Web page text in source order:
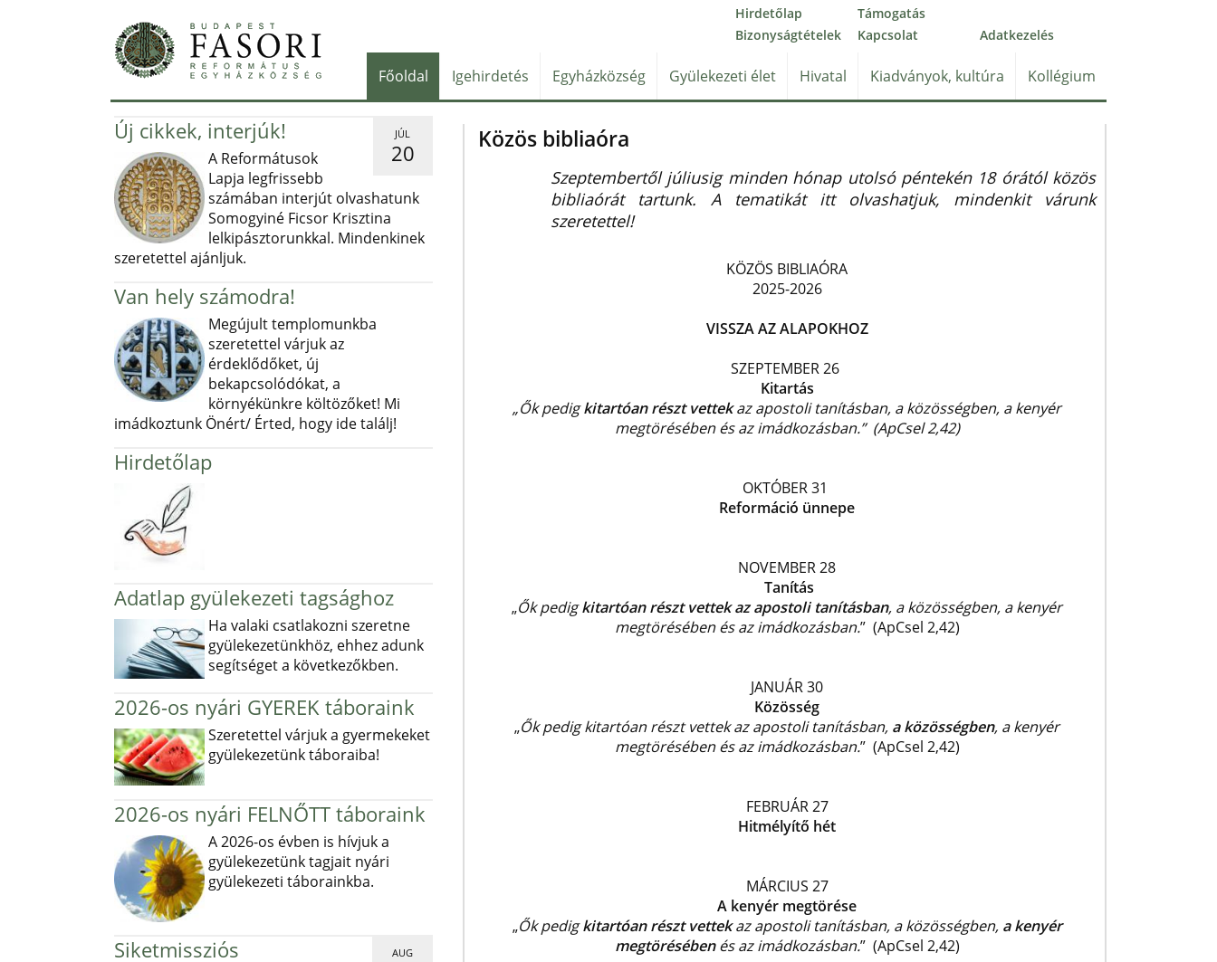
Hirdetőlap
Támogatás
Bizonyságtételek
Kapcsolat Adatkezelés
Főoldal Igehirdetés Egyházközség Gyülekezeti élet Hivatal Kiadványok, kultúra Kollégium
JÚL
20
Új cikkek, interjúk!
A Reformátusok
Lapja legfrissebb
számában interjút olvashatunk
Somogyiné Ficsor Krisztina
lelkipásztorunkkal. Mindenkinek
szeretettel ajánljuk.
Van hely számodra!
Megújult templomunkba
szeretettel várjuk az
érdeklődőket, új
bekapcsolódókat, a
környékünkre költözőket! Mi
imádkoztunk Önért/ Érted, hogy ide találj!
Hirdetőlap
Adatlap gyülekezeti tagsághoz
Ha valaki csatlakozni szeretne
gyülekezetünkhöz, ehhez adunk
segítséget a következőkben.
2026-os nyári GYEREK táboraink
Szeretettel várjuk a gyermekeket
gyülekezetünk táboraiba!
2026-os nyári FELNŐTT táboraink
A 2026-os évben is hívjuk a
gyülekezetünk tagjait nyári
gyülekezeti táborainkba.
AUG
Siketmissziós
Közös bibliaóra
Szeptembertől júliusig minden hónap utolsó péntekén 18 órától közös
bibliaórát tartunk. A tematikát itt olvashatjuk, mindenkit várunk
szeretettel!
KÖZÖS BIBLIAÓRA
2025-2026
VISSZA AZ ALAPOKHOZ
SZEPTEMBER 26
Kitartás
„Ők pedigkitartóan részt vettekaz apostoli tanításban, a közösségben, a kenyér
megtörésében és az imádkozásban.” (ApCsel 2,42)
OKTÓBER 31
Reformáció ünnepe
NOVEMBER 28
Tanítás
„Ők pedigkitartóan részt vettek az apostoli tanításban, a közösségben, a kenyér
megtörésében és az imádkozásban.” (ApCsel 2,42)
JANUÁR 30
Közösség
„Ők pedig kitartóan részt vettekaz apostoli tanításban, a közösségben, a kenyér
megtörésében és az imádkozásban.” (ApCsel 2,42)
FEBRUÁR 27
Hitmélyítő hét
MÁRCIUS 27
A kenyér megtörése
„Ők pedigkitartóan részt vettekaz apostoli tanításban, a közösségben, a kenyér
megtörésébenés az imádkozásban.” (ApCsel 2,42)